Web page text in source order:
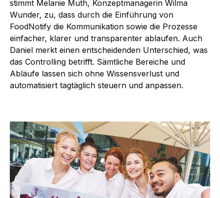
stimmt Melanie Muth, Konzeptmanagerin Wilma
Wunder, zu, dass durch die Einführung von
FoodNotify die Kommunikation sowie die Prozesse
einfacher, klarer und transparenter ablaufen. Auch
Daniel merkt einen entscheidenden Unterschied, was
das Controlling betrifft. Sämtliche Bereiche und
Abläufe lassen sich ohne Wissensverlust und
automatisiert tagtäglich steuern und anpassen.